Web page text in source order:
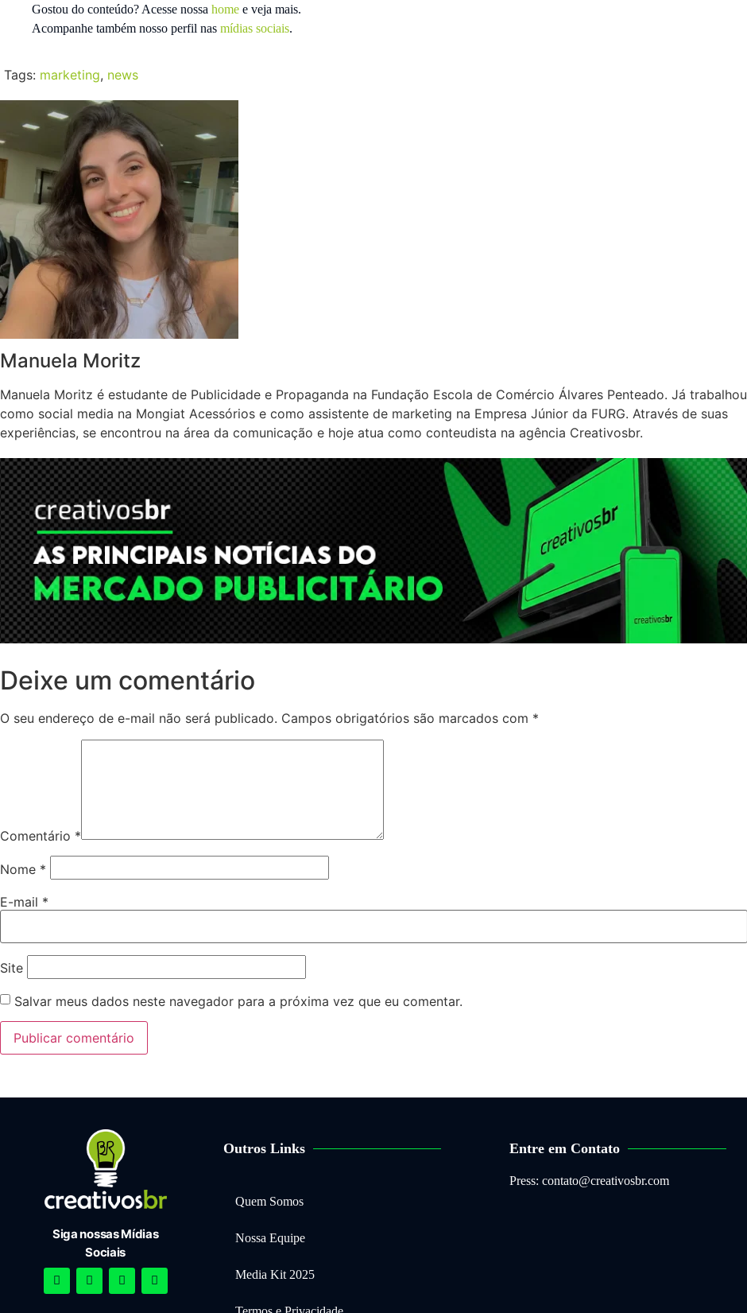
Gostou do conteúdo? Acesse nossa home e veja mais.
Acompanhe também nosso perfil nas mídias sociais.
Tags: marketing, news
Manuela Moritz
Manuela Moritz é estudante de Publicidade e Propaganda na Fundação Escola de Comércio Álvares Penteado. Já trabalhou
como social media na Mongiat Acessórios e como assistente de marketing na Empresa Júnior da FURG. Através de suas
experiências, se encontrou na área da comunicação e hoje atua como conteudista na agência Creativosbr.
Deixe um comentário
O seu endereço de e-mail não será publicado. Campos obrigatórios são marcados com *
Comentário *
Nome *
E-mail *
Site
Salvar meus dados neste navegador para a próxima vez que eu comentar.
Siga nossas Mídias
Sociais
Outros Links
Quem Somos
Nossa Equipe
Media Kit 2025
Entre em Contato
Press: contato@creativosbr.com